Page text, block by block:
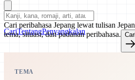
CariTentangPenyangkalan
Cari peribahasa Jepang lewat tulisan
tema, situasi, dan padanan peribahasa. Cari
TEMA